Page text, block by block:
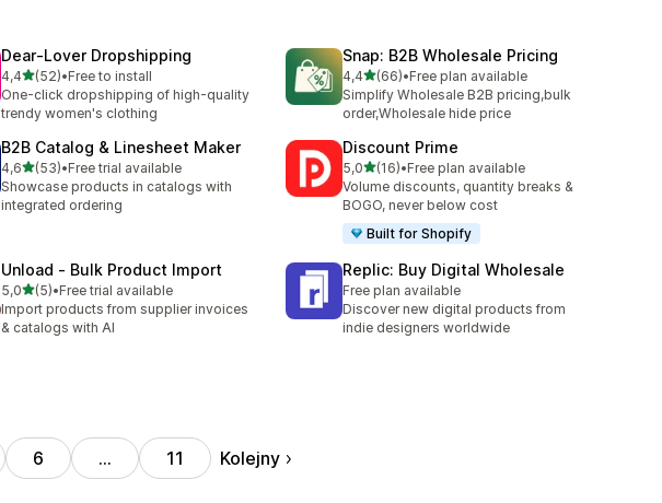
Dear‑Lover Dropshipping
4,4na 5 gwiazdek
(52)
Łączna liczba recenzji: 52
•Free to install
One-click dropshipping of high-quality
trendy women's clothing
Snap: B2B Wholesale Pricing
4,4na 5 gwiazdek
(66)
Łączna liczba recenzji: 66
•Free plan available
Simplify Wholesale B2B pricing,bulk
order,Wholesale hide price
B2B Catalog & Linesheet Maker
4,6na 5 gwiazdek
(53)
Łączna liczba recenzji: 53
•Free trial available
Showcase products in catalogs with
integrated ordering
Discount Prime
5,0na 5 gwiazdek
(16)
Łączna liczba recenzji: 16
•Free plan available
Volume discounts, quantity breaks &
BOGO, never below cost
Built for Shopify
Unload ‑ Bulk Product Import
5,0na 5 gwiazdek
(5)
Łączna liczba recenzji: 5
•Free trial available
Import products from supplier invoices
& catalogs with AI
Replic: Buy Digital Wholesale
Free plan available
Discover new digital products from
indie designers worldwide
6 … 11 Kolejny